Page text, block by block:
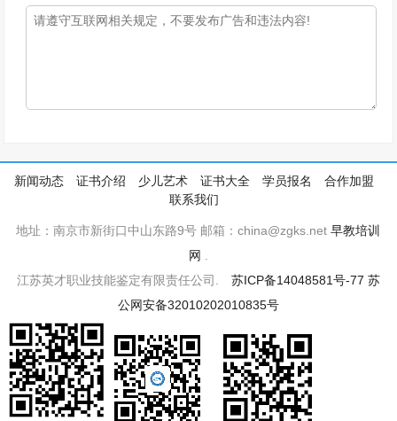
新闻动态 证书介绍 少儿艺术 证书大全 学员报名
合作加盟
联系我们
地址：南京市新街口中山东路9号 邮箱：china@zgks.net早教培训
网
江苏英才职业技能鉴定有限责任公司. 苏ICP备14048581号-77 苏
公网安备32010202010835号